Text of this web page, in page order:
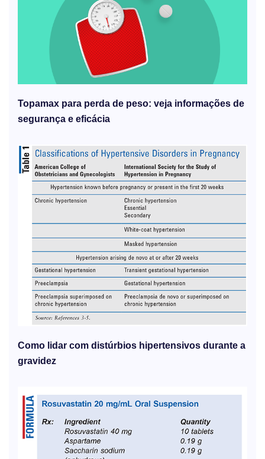
Topamax para perda de peso: veja informações de
segurança e eficácia
Como lidar com distúrbios hipertensivos durante a
gravidez